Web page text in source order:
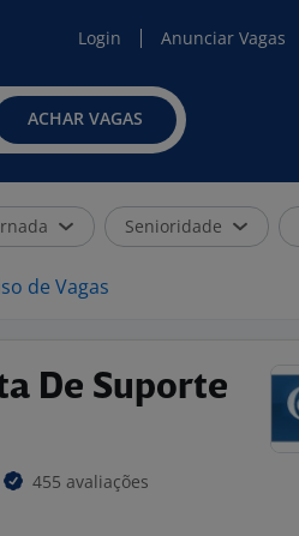
Login Anunciar Vagas
ACHAR VAGAS
Senioridade
de Vagas
De Suporte
455 avaliações